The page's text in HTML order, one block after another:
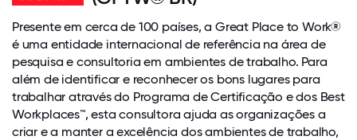
Presente em cerca de 100 países, a Great Place to Work®
é uma entidade internacional de referência na área de
pesquisa e consultoria em ambientes de trabalho. Para
além de identificar e reconhecer os bons lugares para
trabalhar através do Programa de Certificação e dos Best
Workplaces™, esta consultora ajuda as organizações a
criar e a manter a excelência dos ambientes de trabalho,